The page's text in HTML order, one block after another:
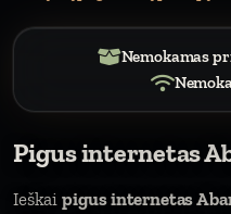
Nemokamas
Pigus internetas
Ieškai pigus internetas